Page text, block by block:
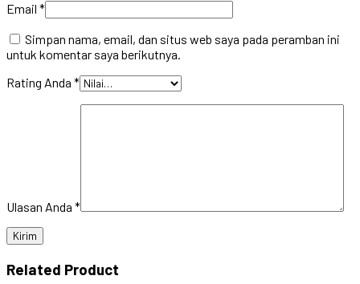
Email *
Simpan nama, email, dan situs web saya pada peramban ini
untuk komentar saya berikutnya.
Rating Anda *
Ulasan Anda *
Related Product